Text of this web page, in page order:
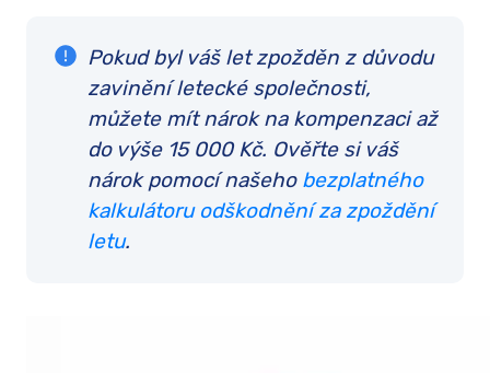
Pokud byl váš let zpožděn z důvodu
zavinění letecké společnosti,
můžete mít nárok na kompenzaci až
do výše 15 000 Kč. Ověřte si váš
nárok pomocí našeho bezplatného
kalkulátoru odškodnění za zpoždění
letu.